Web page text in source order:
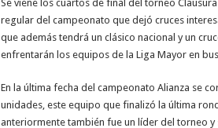
Se viene los cuartos de final del torneo
regular del campeonato que dejó cruces
que además tendrá un clásico nacional y un
enfrentarán los equipos de la Liga Mayor en
En la última fecha del campeonato Alianza se
unidades, este equipo que finalizó la última
anteriormente también fue un líder del torneo